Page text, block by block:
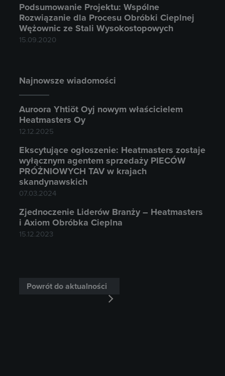
Podsumowanie Projektu: Wspólne
Rozwiązanie dla Procesu Obróbki Cieplnej
Wężownic ze Stali Wysokostopowych
15.09.2020
Najnowsze wiadomości
Auroora Yhtiöt Oyj nowym właścicielem
Heatmasters Oy
12.12.2025
Ekscytujące ogłoszenie: Heatmasters zostaje
wyłącznym agentem sprzedaży PIECÓW
PRÓŻNIOWYCH TAV w krajach
skandynawskich
07.03.2024
Zjednoczenie Liderów Branży – Heatmasters
i Axiom Obróbka Cieplna
15.12.2023
Powrót do aktualności